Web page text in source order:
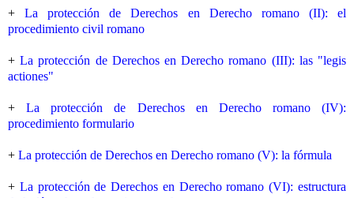
+La protección de Derechos en Derecho romano (II): el
procedimiento civil romano
+La protección de Derechos en Derecho romano (III): las "legis
actiones"
+La protección de Derechos en Derecho romano (IV):
procedimiento formulario
+ La protección de Derechos en Derecho romano (V): la fórmula
+ La protección de Derechos en Derecho romano (VI): estructura